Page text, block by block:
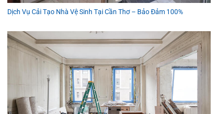
Dịch Vụ Cải Tạo Nhà Vệ Sinh Tại Cần Thơ – Bảo Đảm 100%